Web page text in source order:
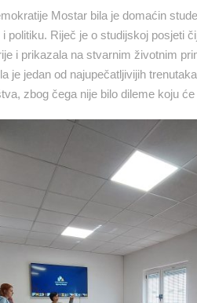
Mostar bila je domaćin
politiku. Riječ je o studijskoj posjeti
i prikazala na stvarnim životnim
je jedan od najupečatljivijih
zbog čega nije bilo dileme koju